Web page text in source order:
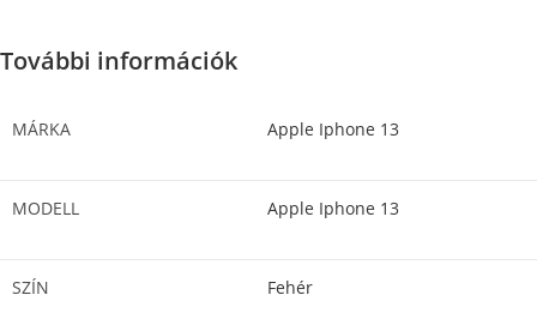
További információk
MÁRKA Apple Iphone 13
MODELL Apple Iphone 13
SZÍN Fehér